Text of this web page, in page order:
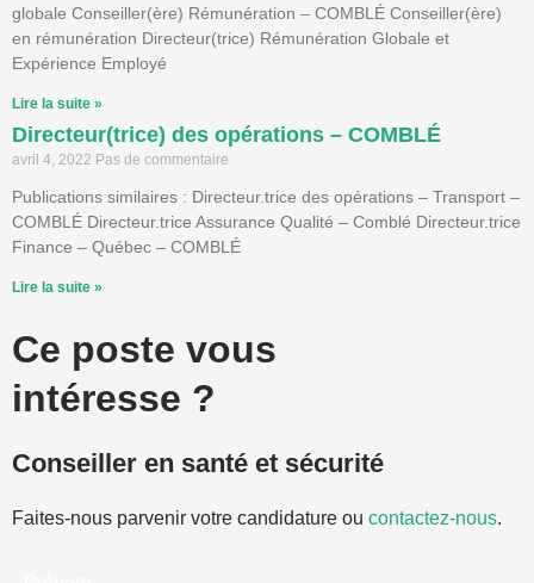
globale Conseiller(ère) Rémunération – COMBLÉ Conseiller(ère)
en rémunération Directeur(trice) Rémunération Globale et
Expérience Employé
Lire la suite »
Directeur(trice) des opérations – COMBLÉ
avril 4, 2022 Pas de commentaire
Publications similaires : Directeur.trice des opérations – Transport –
COMBLÉ Directeur.trice Assurance Qualité – Comblé Directeur.trice
Finance – Québec – COMBLÉ
Lire la suite »
Ce poste vous
intéresse ?
Conseiller en santé et sécurité
Faites-nous parvenir votre candidature ou contactez-nous.